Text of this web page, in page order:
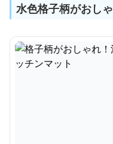
水色格子柄がおし